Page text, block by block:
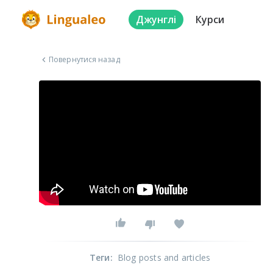
Джунглі Курси
Повернутися назад
Теги: Blog posts and articles